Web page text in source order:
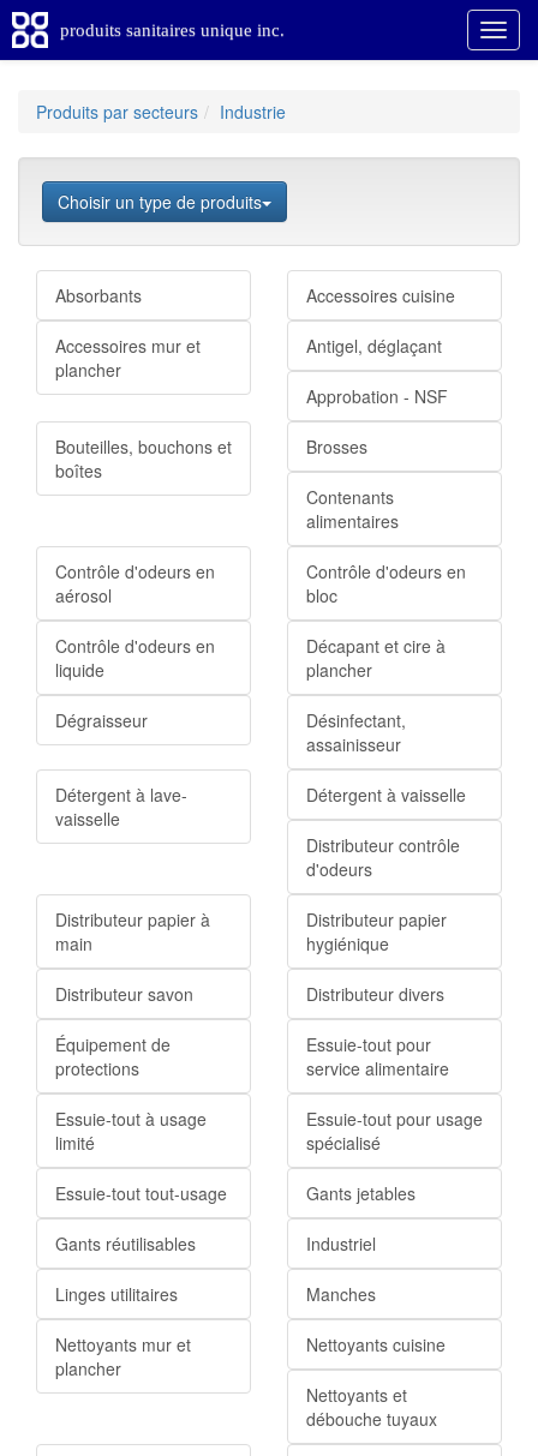
produits sanitaires unique inc.
Produits par secteurs Industrie
Choisir un type de produits
Absorbants Accessoires cuisine
Accessoires mur et
plancher
Antigel, déglaçant
Approbation - NSF
Bouteilles, bouchons et
boîtes
Brosses
Contenants
alimentaires
Contrôle d'odeurs en
aérosol
Contrôle d'odeurs en
bloc
Contrôle d'odeurs en
liquide
Décapant et cire à
plancher
Dégraisseur
Désinfectant,
assainisseur
Détergent à lave-
vaisselle
Détergent à vaisselle
Distributeur contrôle
d'odeurs
Distributeur papier à
main
Distributeur papier
hygiénique
Distributeur savon Distributeur divers
Équipement de
protections
Essuie-tout pour
service alimentaire
Essuie-tout à usage
limité
Essuie-tout pour usage
spécialisé
Essuie-tout tout-usage Gants jetables
Gants réutilisables Industriel
Linges utilitaires Manches
Nettoyants mur et
plancher
Nettoyants cuisine
Nettoyants et
débouche tuyaux